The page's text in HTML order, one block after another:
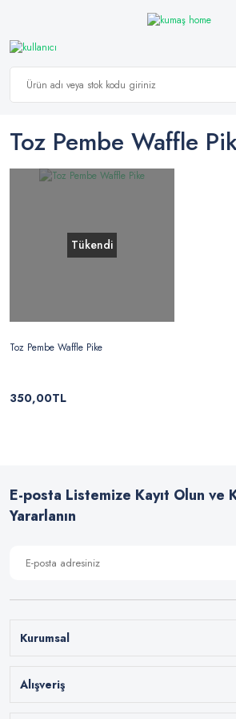
Toz Pembe Waffle
Tükendi
Toz Pembe Waffle Pike
350,00TL
E-posta Listemize Kayıt Olun ve
Yararlanın
Kurumsal
Alışveriş